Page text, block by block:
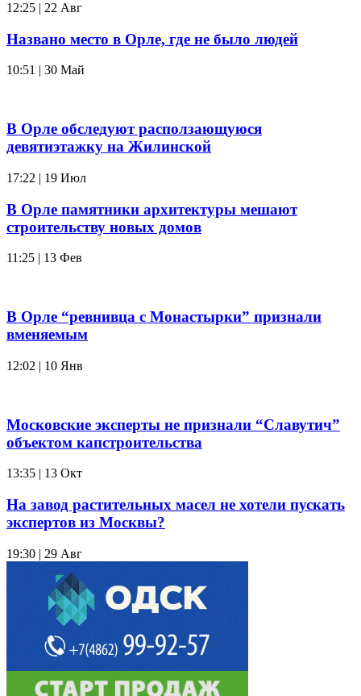
12:25 | 22 Авг
Названо место в Орле, где не было людей
10:51 | 30 Май
В Орле обследуют расползающуюся
девятиэтажку на Жилинской
17:22 | 19 Июл
В Орле памятники архитектуры мешают
строительству новых домов
11:25 | 13 Фев
В Орле “ревнивца с Монастырки” признали
вменяемым
12:02 | 10 Янв
Московские эксперты не признали “Славутич”
объектом капстроительства
13:35 | 13 Окт
На завод растительных масел не хотели пускать
экспертов из Москвы?
19:30 | 29 Авг